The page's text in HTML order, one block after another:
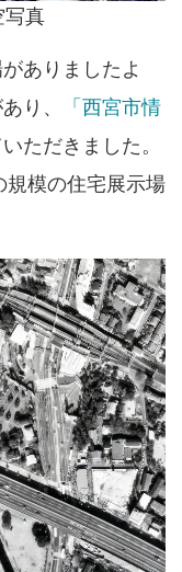
写真
ありましたよ
り、
「西宮市情
ただきました。
模の住宅展示場